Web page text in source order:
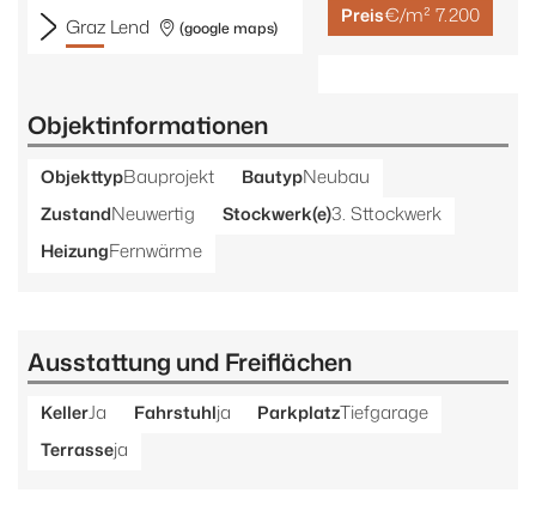
Graz Lend (google maps)
Preis€/m² 7.200
Objektinformationen
ObjekttypBauprojekt BautypNeubau
ZustandNeuwertig Stockwerk(e)3. Sttockwerk
HeizungFernwärme
Ausstattung und Freiflächen
KellerJa Fahrstuhlja ParkplatzTiefgarage
Terrasseja